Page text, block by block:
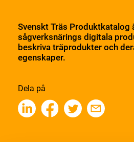
Svenskt Träs Produktkatalog
sågverksnärings digitala
beskriva träprodukter och
egenskaper.
Dela på